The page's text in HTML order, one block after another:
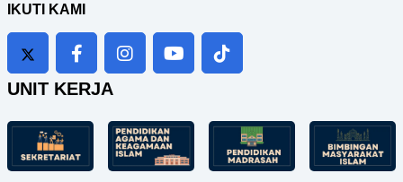
IKUTI KAMI
UNIT KERJA